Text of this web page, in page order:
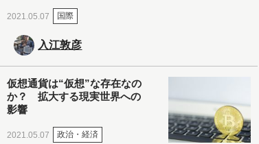
2021.05.07 国際
入江敦彦
仮想通貨は“仮想”な存在なの
か？ 拡大する現実世界への
影響
2021.05.07 政治・経済